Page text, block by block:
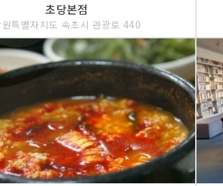
초당본점
원특별자치도 속초시 관광로 440